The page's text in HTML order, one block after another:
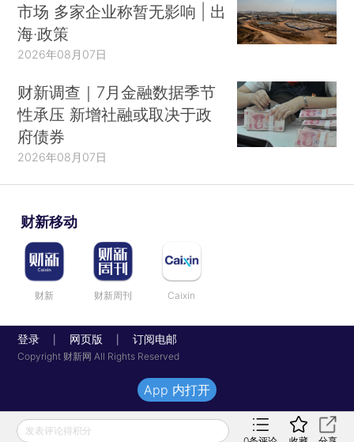
市场 多家企业称暂无影响 | 出
海·政策
2026年08月07日
财新调查｜7月金融数据季节
性承压 新增社融或取决于政
府债券
2026年08月07日
财新移动
财新 财新周刊 Caixin
登录 网页版 订阅电邮
Copyright 财新网 All Rights Reserved
发表评论得积分
App 内打开